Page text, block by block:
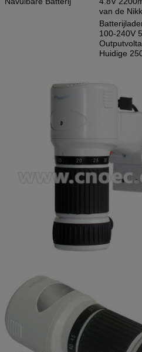
van de
100-240V
Huidige